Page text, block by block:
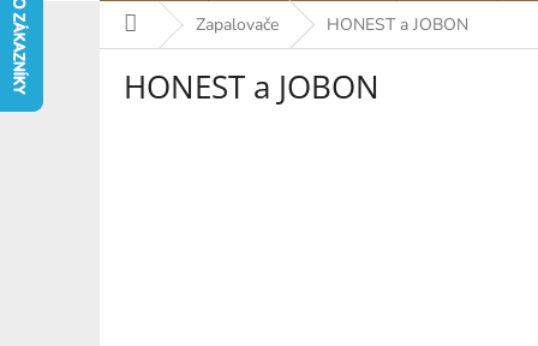
Domů Zapalovače HONEST a JOBON
HONEST a JOBON